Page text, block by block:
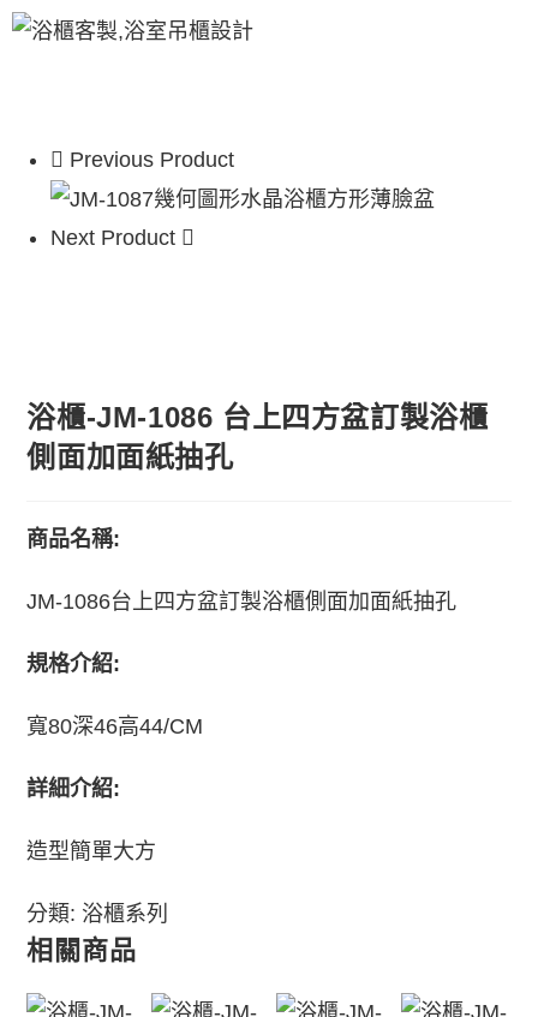
Previous Product
Next Product
浴櫃-JM-1086 台上四方盆訂製浴櫃
側面加面紙抽孔
商品名稱:
JM-1086台上四方盆訂製浴櫃側面加面紙抽孔
規格介紹:
寬80深46高44/CM
詳細介紹:
造型簡單大方
分類: 浴櫃系列
相關商品